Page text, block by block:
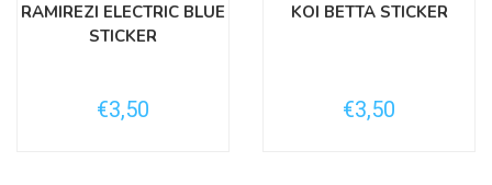
RAMIREZI ELECTRIC BLUE
STICKER
€3,50
KOI BETTA STICKER
€3,50